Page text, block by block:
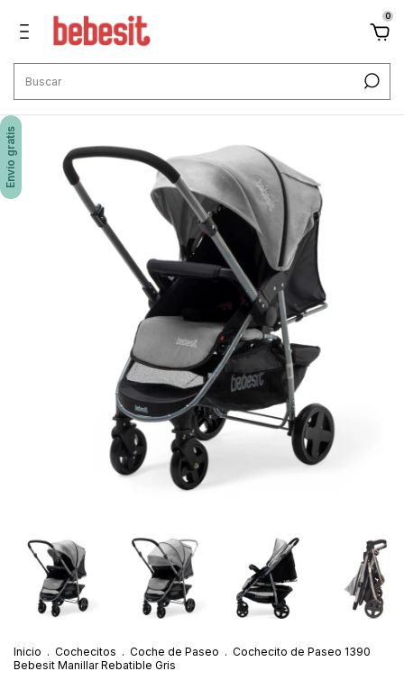
0
Envío gratis
Inicio . Cochecitos . Coche de Paseo . Cochecito de Paseo 1390
Bebesit Manillar Rebatible Gris